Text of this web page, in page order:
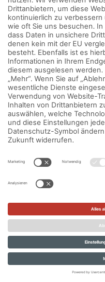
IMPRESSUM
© Aurora Mühlen GmbH -